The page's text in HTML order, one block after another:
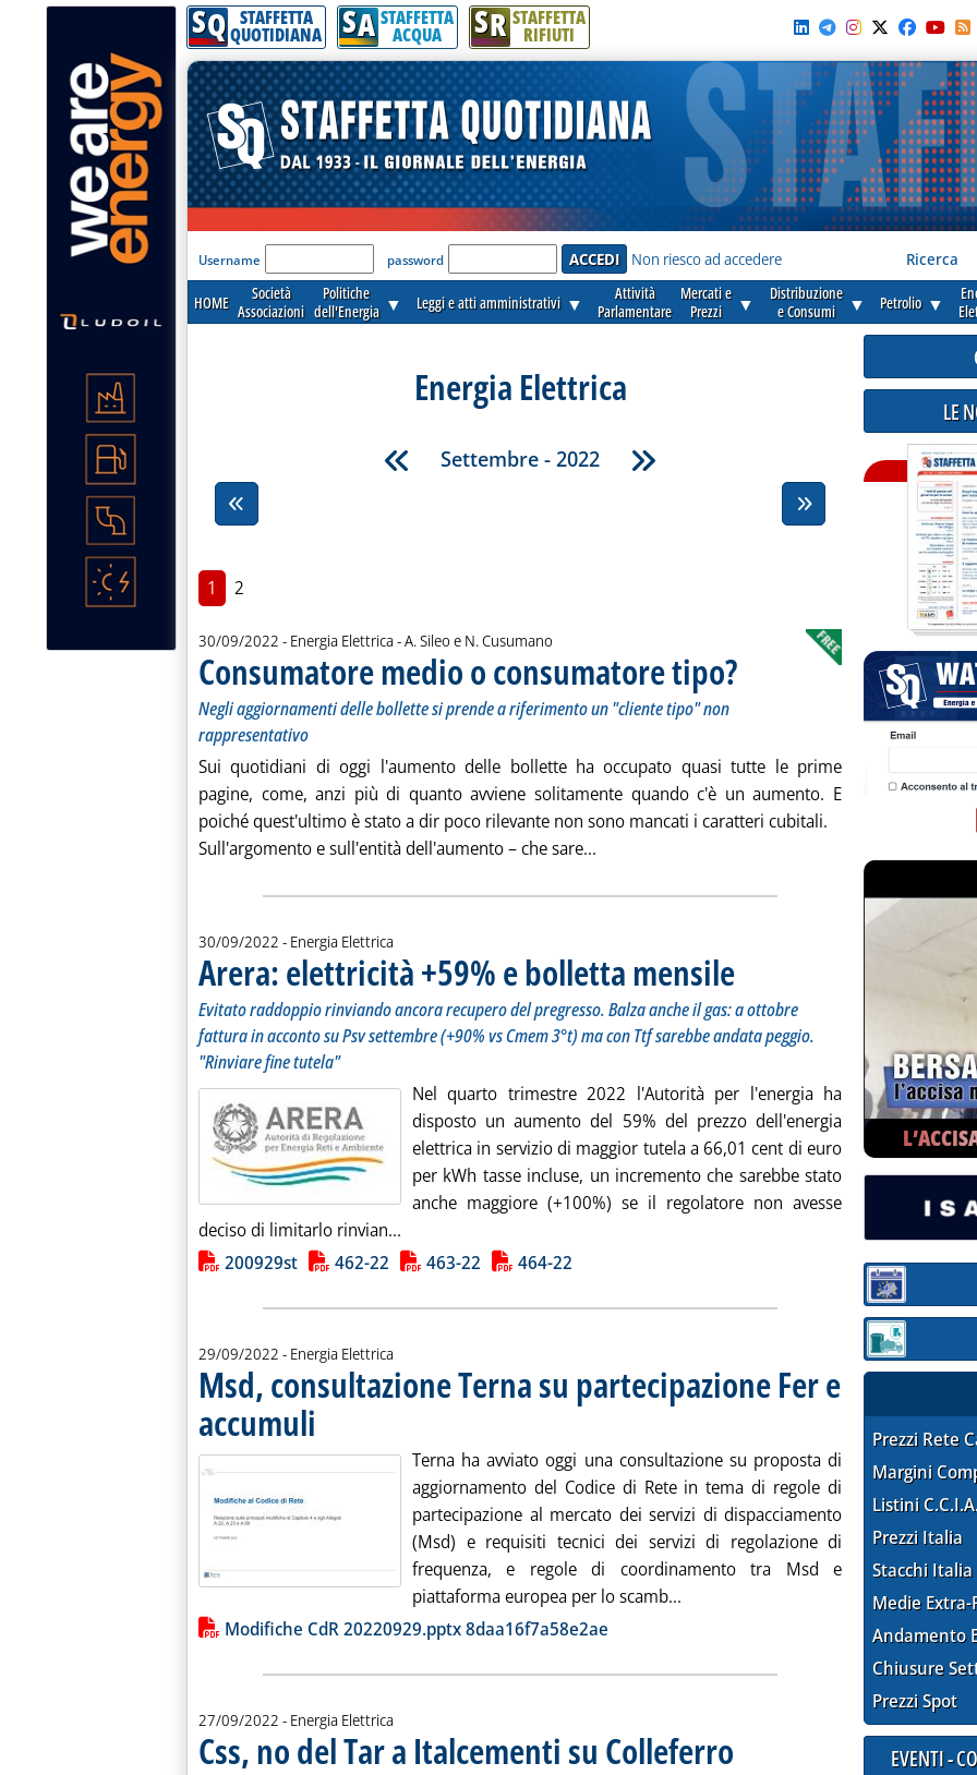
SQ STAFFETTA
QUOTIDIANA SA STAFFETTA
ACQUA SR STAFFETTA
RIFIUTI
'Modulo Login per accedere'
Username password Non riesco ad accedere Ricerca
HOME
Società
Associazioni
Politiche
dell'Energia ▼ Leggi e atti amministrativi ▼
Attività
Parlamentare
Mercati e
Prezzi
▼
Distribuzione
e Consumi
▼ Petrolio ▼
Energia Elettrica
Settembre - 2022
1 2
30/09/2022 - Energia Elettrica -di:
A. Sileo e N. Cusumano
Consumatore medio o consumatore tipo?. Sottotitolo: Negli aggiornamenti delle
. Pubblicata venerdì 30 settembre 2022 alle
Negli aggiornamenti delle bollette si prende a riferimento un "cliente tipo" non
rappresentativo
Sui quotidiani di oggi l'aumento delle bollette ha occupato quasi tutte le prime
pagine, come, anzi più di quanto avviene solitamente quando c'è un aumento. E
poiché quest'ultimo è stato a dir poco rilevante non sono mancati i caratteri cubitali.
Sull'argomento e sull'entità dell'aumento – che sare...
30/09/2022 - Energia Elettrica
Arera: elettricità +59% e bolletta mensile . Sottotitolo: Evitato raddoppio rinviando
. Pubblicata venerdì 30 settembre 2022 alle
Evitato raddoppio rinviando ancora recupero del pregresso. Balza anche il gas: a ottobre
fattura in acconto su Psv settembre (+90% vs Cmem 3°t) ma con Ttf sarebbe andata peggio.
"Rinviare fine tutela"
Nel quarto trimestre 2022 l'Autorità per l'energia ha
disposto un aumento del 59% del prezzo dell'energia
elettrica in servizio di maggior tutela a 66,01 cent di euro
per kWh tasse incluse, un incremento che sarebbe stato
anche maggiore (+100%) se il regolatore non avesse
deciso di limitarlo rinvian...
Lista allegati PDF alla notizia
200929st 462-22 463-22 464-22
29/09/2022 - Energia Elettrica
Msd, consultazione Terna su partecipazione Fer e
accumuli
Terna ha avviato oggi una consultazione su proposta di
aggiornamento del Codice di Rete in tema di regole di
partecipazione al mercato dei servizi di dispacciamento
(Msd) e requisiti tecnici dei servizi di regolazione di
frequenza, e regole di coordinamento tra Msd e
piattaforma europea per lo scamb... Leggi tutta la notizia: 'Msd,
Lista allegati PDF alla notizia
Modifiche CdR 20220929.pptx 8daa16f7a58e2ae
27/09/2022 - Energia Elettrica
Css, no del Tar a Italcementi su Colleferro . Sottotitolo: Secondo i giudici legittimo per
. Pubblicata martedì 27 settembre 2022 alle
LE
Sezione:
Sezione:
Prezzi Rete
Margini
Listini
Prezzi Italia
Stacchi Italia
Medie Extra-
Andamento
Chiusure
Prezzi Spot
EVENTI -